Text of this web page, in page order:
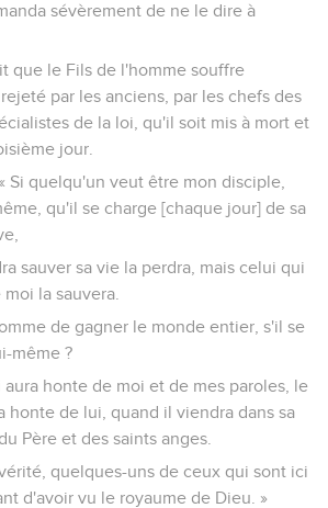
sévèrement de ne le dire à
que le Fils de l'homme souffre
par les anciens, par les chefs des
de la loi, qu'il soit mis à mort et
jour.
Si quelqu'un veut être mon disciple,
qu'il se charge [chaque jour] de sa
sauver sa vie la perdra, mais celui qui
la sauvera.
de gagner le monde entier, s'il se
même ?
honte de moi et de mes paroles, le
honte de lui, quand il viendra dans sa
Père et des saints anges.
quelques-uns de ceux qui sont ici
d'avoir vu le royaume de Dieu. »